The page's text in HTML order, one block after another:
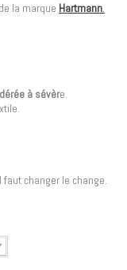
de la marque Hartmann.
à sévère.
changer le change.